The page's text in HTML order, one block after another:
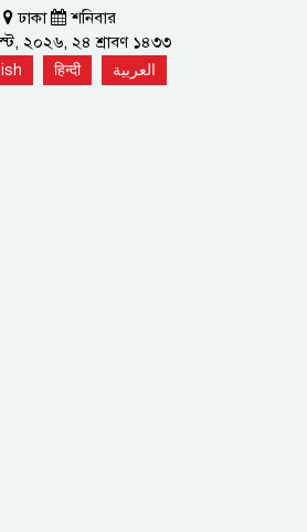
ঢাকা
শনিবার
২০২৬, ২৪ শ্রাবণ ১৪৩৩
हिन्दी العربية